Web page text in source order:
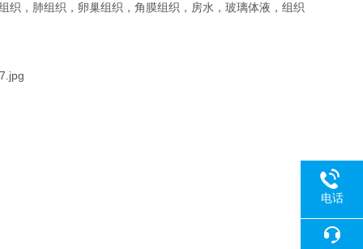
，肺组织，卵巢组织，角膜组织，房水，玻璃体液，组织
电话